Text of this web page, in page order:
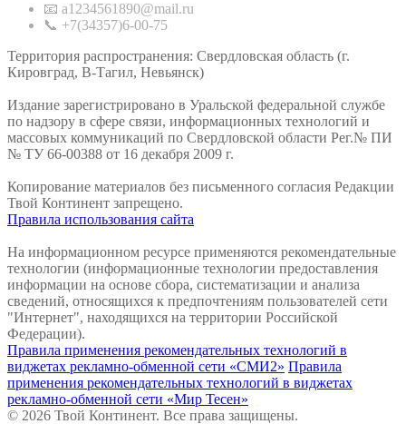
📧 a1234561890@mail.ru
📞 +7(34357)6-00-75
Территория распространения: Свердловская область (г.
Кировград, В-Тагил, Невьянск)
Издание зарегистрировано в Уральской федеральной службе
по надзору в сфере связи, информационных технологий и
массовых коммуникаций по Свердловской области Рег.№ ПИ
№ ТУ 66-00388 от 16 декабря 2009 г.
Копирование материалов без письменного согласия Редакции
Твой Континент запрещено.
Правила использования сайта
На информационном ресурсе применяются рекомендательные
технологии (информационные технологии предоставления
информации на основе сбора, систематизации и анализа
сведений, относящихся к предпочтениям пользователей сети
"Интернет", находящихся на территории Российской
Федерации).
Правила применения рекомендательных технологий в
виджетах рекламно-обменной сети «СМИ2» Правила
применения рекомендательных технологий в виджетах
рекламно-обменной сети «Мир Тесен»
© 2026 Твой Континент. Все права защищены.